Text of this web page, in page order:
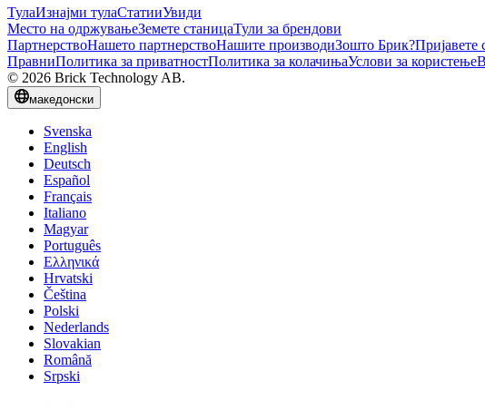
ТулаИзнајми тулаСтатииУвиди
Место на одржувањеЗемете станицаТули за брендови
ПартнерствоНашето партнерствоНашите производиЗошто Брик?Пријавете
ПравниПолитика за приватностПолитика за колачињаУслови за користење
© 2026 Brick Technology AB.
македонски
Svenska
English
Deutsch
Español
Français
Italiano
Magyar
Português
Ελληνικά
Hrvatski
Čeština
Polski
Nederlands
Slovakian
Română
Srpski